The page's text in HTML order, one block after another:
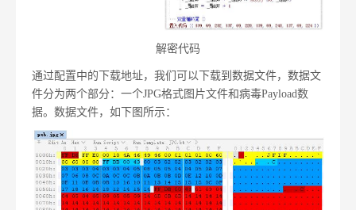
解密代码
通过配置中的下载地址，我们可以下载到数据文件，数据文
件分为两个部分：一个JPG格式图片文件和病毒Payload数
据。数据文件，如下图所示：